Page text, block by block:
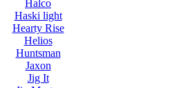
Halco
Haski light
Hearty Rise
Helios
Huntsman
Jaxon
Jig It